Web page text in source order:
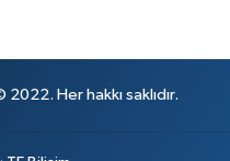
Her hakkı saklıdır.